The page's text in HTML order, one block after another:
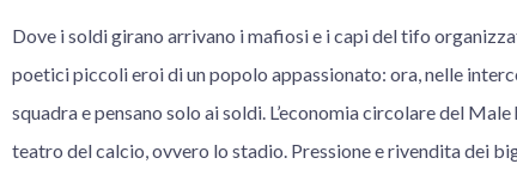
Dove i soldi girano arrivano i mafiosi e i capi del tifo
poetici piccoli eroi di un popolo appassionato: ora, nelle
squadra e pensano solo ai soldi. L’economia circolare del
teatro del calcio, ovvero lo stadio. Pressione e rivendita dei